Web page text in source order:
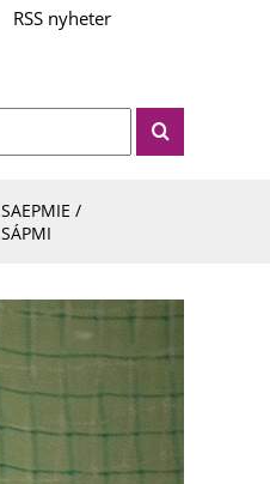
RSS nyheter
SAEPMIE /
SÁPMI